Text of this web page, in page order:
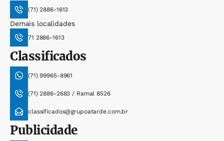
(71) 2886-1613
Demais localidades
71 2886-1613
Classificados
(71) 99965-8961
(71) 2886-2683 / Ramal 8526
classificados@grupoatarde.com.br
Publicidade